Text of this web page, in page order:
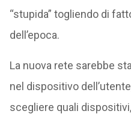
“stupida” togliendo di
dell’epoca.
La nuova rete sarebbe
nel dispositivo
scegliere quali